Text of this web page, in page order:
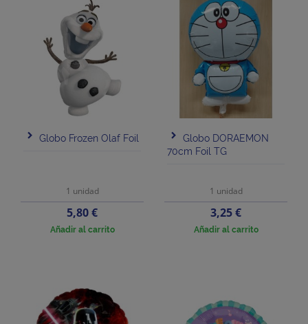
Globo Frozen Olaf Foil
1 unidad
Precio
5,80 €
Añadir al carrito
Globo DORAEMON
70cm Foil TG
1 unidad
Precio
3,25 €
Añadir al carrito